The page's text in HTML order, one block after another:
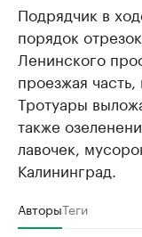
Подрядчик в
порядок
Ленинского
проезжая
Тротуары
также
лавочек,
Калининград.
АвторыТеги